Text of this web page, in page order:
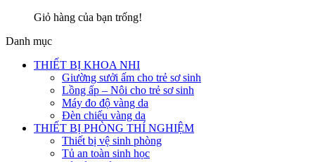
Giỏ hàng của bạn trống!
Danh mục
THIẾT BỊ KHOA NHI
Giường sưởi ấm cho trẻ sơ sinh
Lồng ấp – Nôi cho trẻ sơ sinh
Máy đo độ vàng da
Đèn chiếu vàng da
THIẾT BỊ PHÒNG THÍ NGHIỆM
Thiết bị vệ sinh phòng
Tủ an toàn sinh học